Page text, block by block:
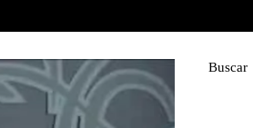
Buscar